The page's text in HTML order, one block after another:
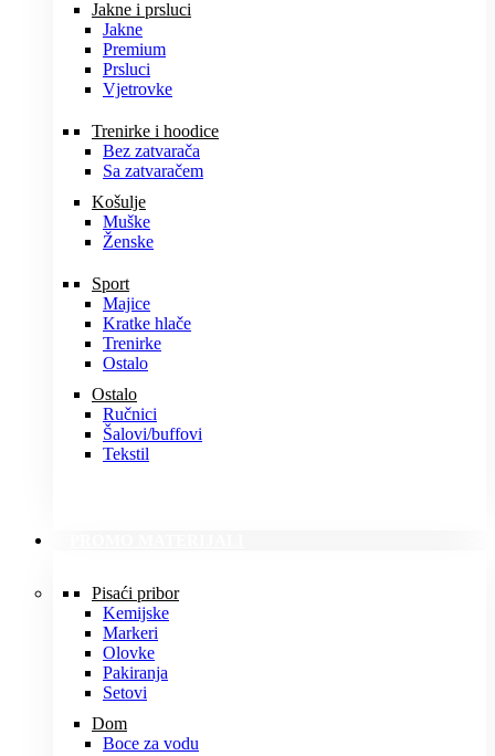
Jakne i prsluci
Jakne
Premium
Prsluci
Vjetrovke
Trenirke i hoodice
Bez zatvarača
Sa zatvaračem
Košulje
Muške
Ženske
Sport
Majice
Kratke hlače
Trenirke
Ostalo
Ostalo
Ručnici
Šalovi/buffovi
Tekstil
Pisaći pribor
Kemijske
Markeri
Olovke
Pakiranja
Setovi
Dom
Boce za vodu